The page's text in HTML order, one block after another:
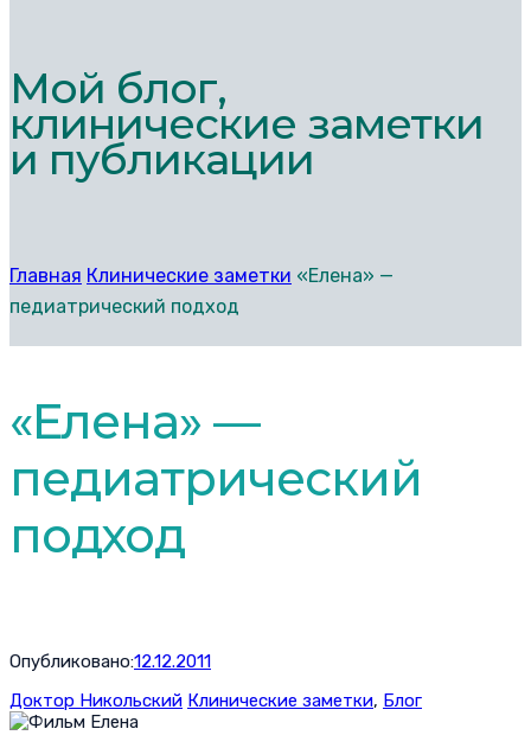
Мой блог,
клинические заметки
и публикации
Главная Клинические заметки «Елена» —
педиатрический подход
«Елена» —
педиатрический
подход
Опубликовано:12.12.2011
Доктор Никольский Клинические заметки, Блог